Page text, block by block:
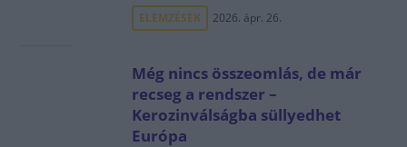
ELEMZÉSEK 2026. ápr. 26.
Még nincs összeomlás, de már
recseg a rendszer –
Kerozinválságba süllyedhet
Európa